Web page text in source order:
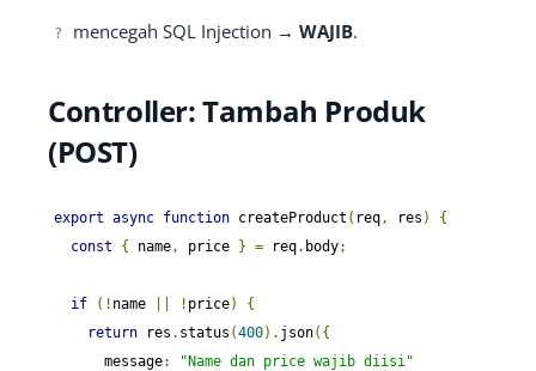
? mencegah SQL Injection → WAJIB.
Controller: Tambah Produk
(POST)
export async function createProduct ( req , res )
{
const
{ name , price } = req. body;
if (! name ! price)
{
return res . status (400). json({
      message
:
"Name dan price wajib diisi"